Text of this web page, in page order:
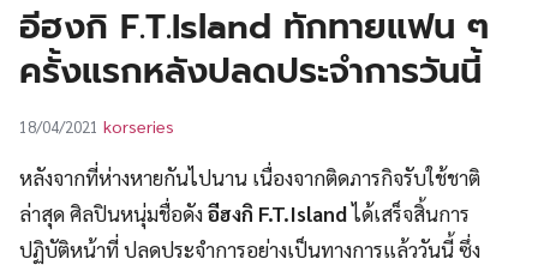
อีฮงกิ F.T.Island ทักทายแฟน ๆ
ครั้งแรกหลังปลดประจำการวันนี้
18/04/2021 korseries
หลังจากที่ห่างหายกันไปนาน เนื่องจากติดภารกิจรับใช้ชาติ
ล่าสุด ศิลปินหนุ่มชื่อดังอีฮงกิ F.T.Islandได้เสร็จสิ้นการ
ปฏิบัติหน้าที่ ปลดประจำการอย่างเป็นทางการแล้ววันนี้ ซึ่ง